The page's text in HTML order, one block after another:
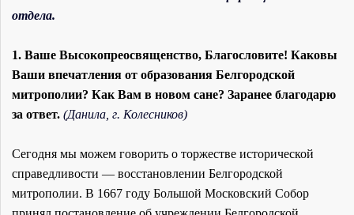
отдела.
1. Ваше Высокопреосвященство, Благословите! Каковы
Ваши впечатления от образования Белгородской
митрополии? Как Вам в новом сане? Заранее благодарю
за ответ. (Данила, г. Колесников)
Сегодня мы можем говорить о торжестве исторической
справедливости — восстановлении Белгородской
митрополии. В 1667 году Большой Московский Собор